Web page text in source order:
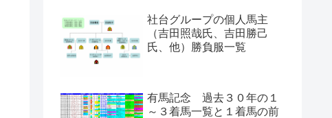
社台グループの個人馬主
（吉田照哉氏、吉田勝己
氏、他）勝負服一覧
有馬記念 過去３０年の１
～３着馬一覧と１着馬の前